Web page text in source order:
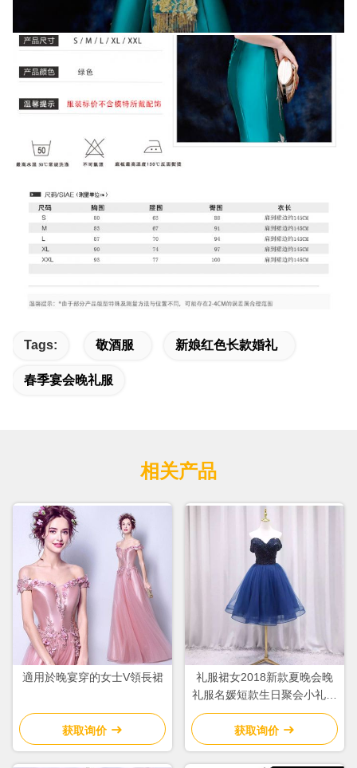
Tags: 敬酒服 新娘红色长款婚礼
春季宴会晚礼服
相关产品
適用於晚宴穿的女士V領長裙
获取询价
礼服裙女2018新款夏晚会晚
礼服名媛短款生日聚会小礼服
连衣裙7385
获取询价